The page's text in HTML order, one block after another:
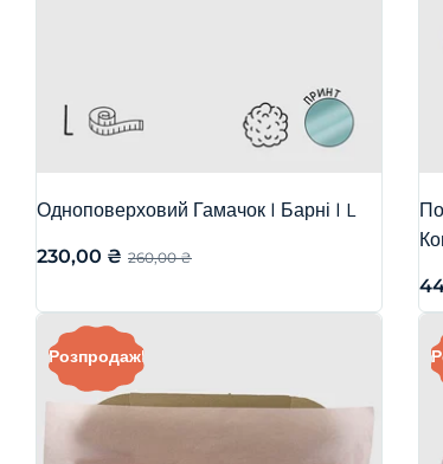
Одноповерховий Гамачок | Барні | L
260,00₴
230,00 ₴
Розпродаж!